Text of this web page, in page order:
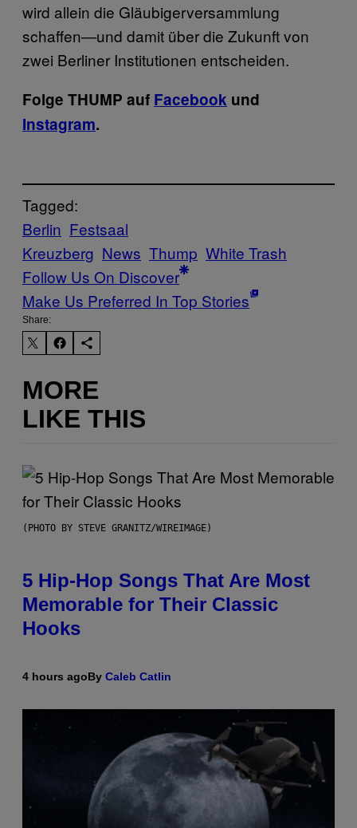
wird allein die Gläubigerversammlung
schaffen—und damit über die Zukunft von
zwei Berliner Institutionen entscheiden.
Folge THUMP auf Facebook und
Instagram.
Tagged:
Berlin Festsaal
Kreuzberg News Thump White Trash
Follow Us On Discover
Make Us Preferred In Top Stories
Share:
MORE
LIKE THIS
(PHOTO BY STEVE GRANITZ/WIREIMAGE)
5 Hip-Hop Songs That Are Most
Memorable for Their Classic
Hooks
4 hours agoBy Caleb Catlin